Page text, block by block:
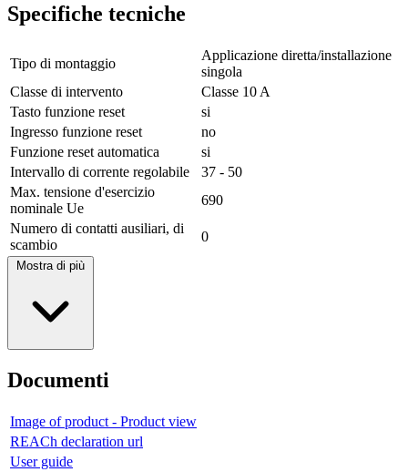
Specifiche tecniche
Tipo di montaggio
Applicazione diretta/installazione
singola
Classe di intervento
Classe 10 A
Tasto funzione reset
si
Ingresso funzione reset
no
Funzione reset automatica
si
Intervallo di corrente regolabile
37 - 50
Max. tensione d'esercizio
nominale Ue
690
Numero di contatti ausiliari, di
scambio
0
Mostra di più
Documenti
Image of product - Product view
REACh declaration url
User guide